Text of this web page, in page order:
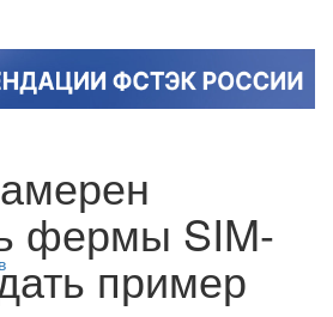
фермы SIM-
пример